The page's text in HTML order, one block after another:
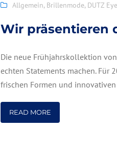
Allgemein, Brillenmode, DUTZ
Wir präsentieren
Die neue Frühjahrskollektion
echten Statements machen. Für
frischen Formen und
READ MORE